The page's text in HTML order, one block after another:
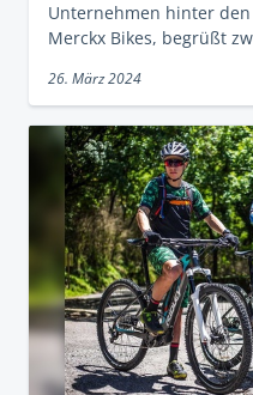
Unternehmen hinter
Merckx Bikes, begrüßt
26. März 2024